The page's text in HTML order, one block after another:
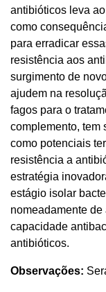
antibióticos leva
como
para erradicar
resistência aos
surgimento de
ajudem na
fagos para o
complemento, tem
como potenciais
resistência a
estratégia
estágio isolar
nomeadamente
capacidade
antibióticos.
Observações: